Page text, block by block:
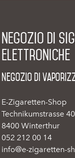
Negozio di
elettroniche
Negozio di
E-Zigaretten-Shop
Technikumstrasse 40
8400 Winterthur
052 212 00 14
info@e-zigaretten-